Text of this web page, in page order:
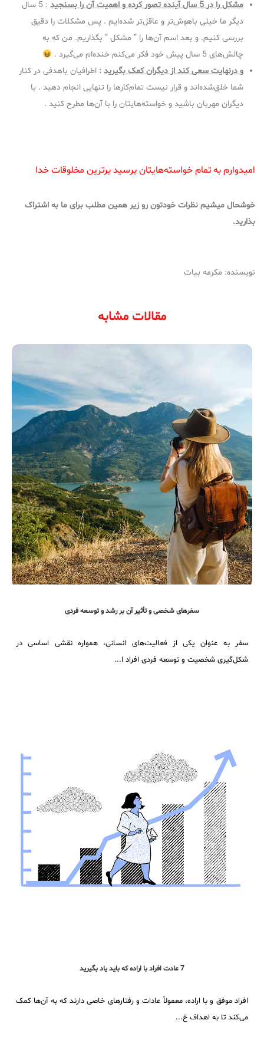
مشکل را در 5 سال آینده تصور کرده و اهمیت آن را بسنجید
: 5 سال
دیگر ما خیلی باهوش‌تر و عاقل‌تر شده‌ایم . پس مشکلات را دقیق
بررسی کنیم. و بعد اسم آن‌ها را ” مشکل ” بگذاریم. من که به
چالش‌های 5 سال پیش خود فکر می‌کنم خنده‌ام می‌گیرد .
و درنهایت سعی کند از دیگران کمک بگیرید : اطرافیان باهدفی در کنار
شما خلق‌شده‌اند و قرار نیست تمام‌کارها را تنهایی انجام دهید . با
دیگران مهربان باشید و خواسته‌هایتان را با آن‌ها مطرح کنید .
امیدوارم به تمام خواسته‌هایتان برسید برترین مخلوقات خدا
خوشحال میشیم نظرات خودتون رو زیر همین مطلب برای ما به اشتراک
بذارید.
نویسنده: مکرمه بیات
مقالات مشابه
سفرهای شخصی و تأثیر آن بر رشد و توسعه فردی
سفر به عنوان یکی از فعالیت‌های انسانی، همواره نقشی اساسی در
شکل‌گیری شخصیت و توسعه فردی افراد ا...
7 عادت افراد با اراده که باید یاد بگیرید
افراد موفق و با اراده، معمولاً عادات و رفتارهای خاصی دارند که به آن‌ها کمک
می‌کند تا به اهداف خ...